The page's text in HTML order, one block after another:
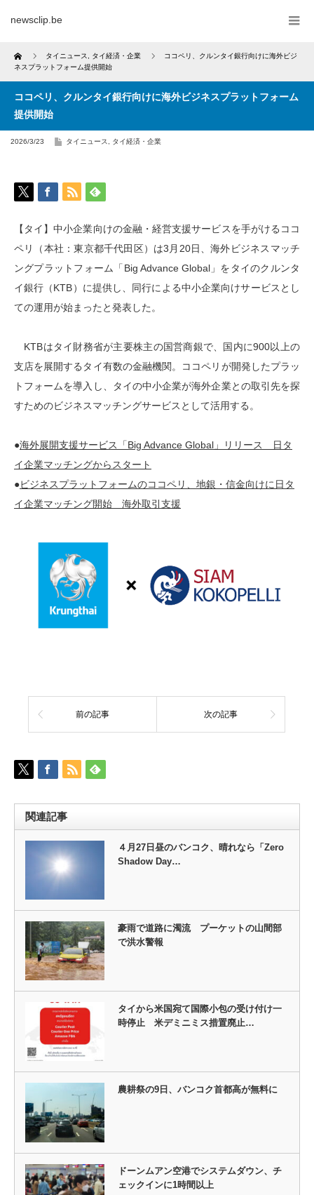
newsclip.be
Home タイニュース タイ経済・企業
ココペリ、クルンタイ銀行向けに海外ビジ
ネスプラットフォーム提供開始
ココペリ、クルンタイ銀行向けに海外ビジネスプラットフォーム
提供開始
2026/3/23 タイニュース タイ経済・企業
【タイ】中小企業向けの金融・経営支援サービスを手がけるココ
ペリ（本社：東京都千代田区）は3月20日、海外ビジネスマッチ
ングプラットフォーム「Big Advance Global」をタイのクルンタ
イ銀行（KTB）に提供し、同行による中小企業向けサービスとし
ての運用が始まったと発表した。
KTBはタイ財務省が主要株主の国営商銀で、国内に900以上の
支店を展開するタイ有数の金融機関。ココペリが開発したプラッ
トフォームを導入し、タイの中小企業が海外企業との取引先を探
すためのビジネスマッチングサービスとして活用する。
●海外展開支援サービス「Big Advance Global」リリース 日タ
イ企業マッチングからスタート
●ビジネスプラットフォームのココペリ、地銀・信金向けに日タ
イ企業マッチング開始 海外取引支援
前の記事 次の記事
関連記事
４月27日昼のバンコク、晴れなら「Zero
Shadow Day…
豪雨で道路に濁流 プーケットの山間部
で洪水警報
タイから米国宛て国際小包の受け付け一
時停止 米デミニミス措置廃止…
農耕祭の9日、バンコク首都高が無料に
ドーンムアン空港でシステムダウン、チ
ェックインに1時間以上